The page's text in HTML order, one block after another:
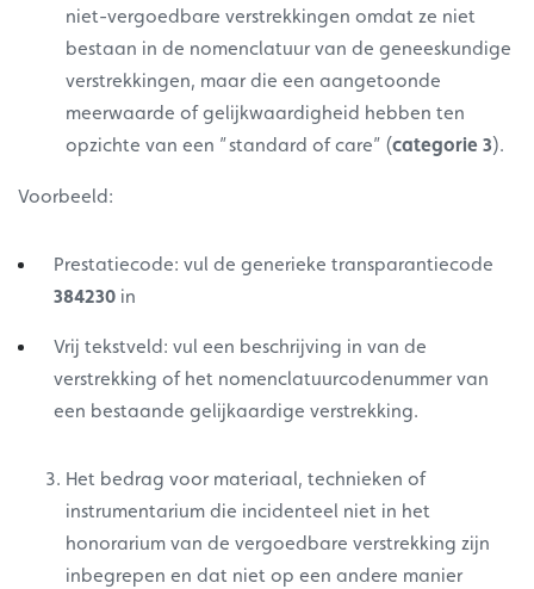
niet-vergoedbare verstrekkingen omdat ze niet
bestaan in de nomenclatuur van de geneeskundige
verstrekkingen, maar die een aangetoonde
meerwaarde of gelijkwaardigheid hebben ten
opzichte van een ” standard of care” (categorie 3).
Voorbeeld:
Prestatiecode: vul de generieke transparantiecode
384230 in
Vrij tekstveld: vul een beschrijving in van de
verstrekking of het nomenclatuurcodenummer van
een bestaande gelijkaardige verstrekking.
Het bedrag voor materiaal, technieken of
instrumentarium die incidenteel niet in het
honorarium van de vergoedbare verstrekking zijn
inbegrepen en dat niet op een andere manier